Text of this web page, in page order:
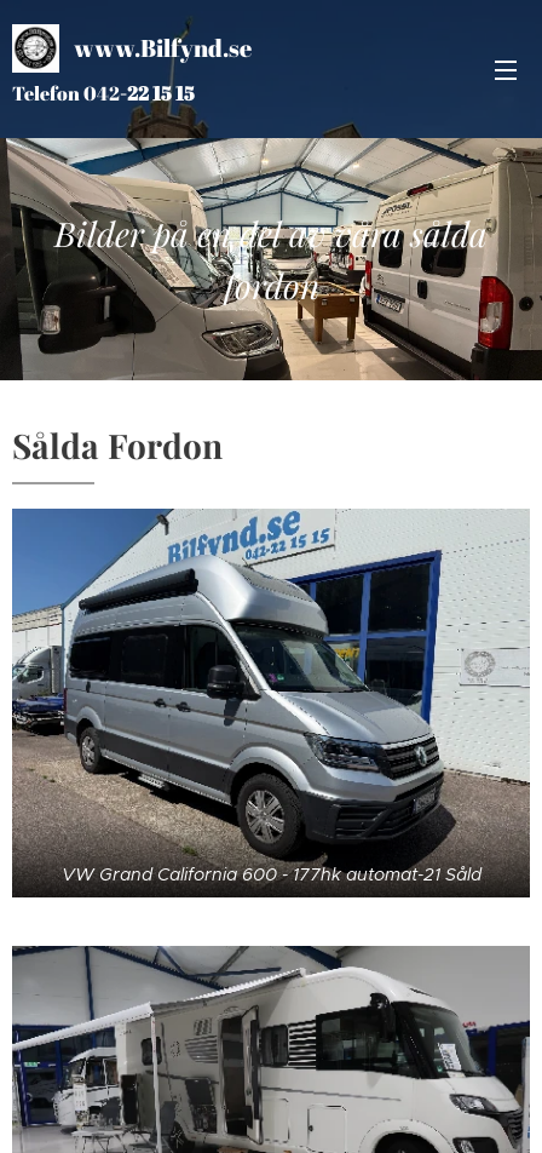
www.Bilfynd.se
Telefon 042-22 15 15
Bilder på en del av våra sålda
fordon
Sålda Fordon
VW Grand California 600 - 177hk automat-21 Såld